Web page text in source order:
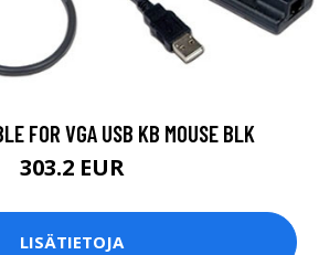
FOR VGA USB KB MOUSE BLK
303.2 EUR
LISÄTIETOJA